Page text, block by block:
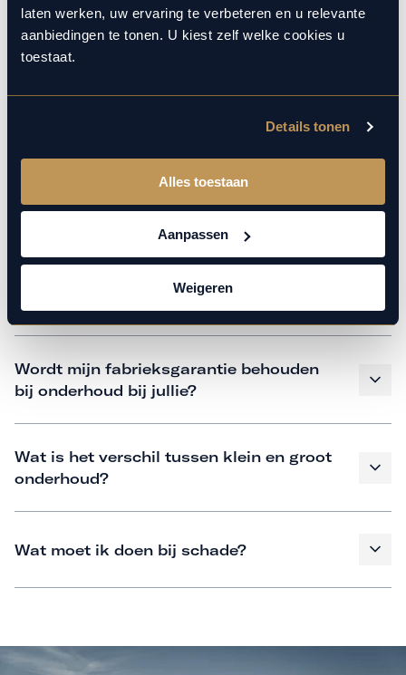
laten werken, uw ervaring te verbeteren en u relevante
aanbiedingen te tonen. U kiest zelf welke cookies u
toestaat.
Details tonen
Alles toestaan
Aanpassen
Weigeren
verzorgen het onderhoud op hetzelfde niveau als een
merkdealer. Kom gerust langs in onze werkplaats voor een
Hoe weet ik welk onderhoud mijn
auto nodig heeft en wanneer?
Is vervangend vervoer mogelijk?
Wordt mijn fabrieksgarantie behouden
bij onderhoud bij jullie?
Wat is het verschil tussen klein en groot
onderhoud?
Wat moet ik doen bij schade?